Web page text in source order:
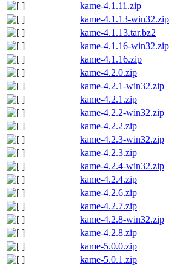
kame-4.1.11.zip
kame-4.1.13-win32.zip
kame-4.1.13.tar.bz2
kame-4.1.16-win32.zip
kame-4.1.16.zip
kame-4.2.0.zip
kame-4.2.1-win32.zip
kame-4.2.1.zip
kame-4.2.2-win32.zip
kame-4.2.2.zip
kame-4.2.3-win32.zip
kame-4.2.3.zip
kame-4.2.4-win32.zip
kame-4.2.4.zip
kame-4.2.6.zip
kame-4.2.7.zip
kame-4.2.8-win32.zip
kame-4.2.8.zip
kame-5.0.0.zip
kame-5.0.1.zip